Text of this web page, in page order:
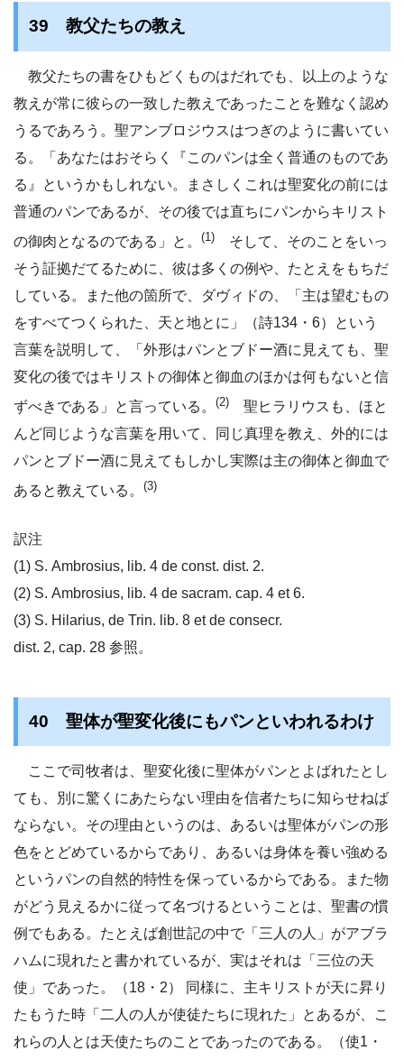
39 教父たちの教え
教父たちの書をひもどくものはだれでも、以上のような
教えが常に彼らの一致した教えであったことを難なく認め
うるであろう。聖アンブロジウスはつぎのように書いてい
る。「あなたはおそらく『このパンは全く普通のものであ
る』というかもしれない。まさしくこれは聖変化の前には
普通のパンであるが、その後では直ちにパンからキリスト
の御肉となるのである」と。 (1) そして、そのことをいっ
そう証拠だてるために、彼は多くの例や、たとえをもちだ
している。また他の箇所で、ダヴィドの、「主は望むもの
をすべてつくられた、天と地とに」（詩134・6）という
言葉を説明して、「外形はパンとブドー酒に見えても、聖
変化の後ではキリストの御体と御血のほかは何もないと信
ずべきである」と言っている。 (2) 聖ヒラリウスも、ほと
んど同じような言葉を用いて、同じ真理を教え、外的には
パンとブドー酒に見えてもしかし実際は主の御体と御血で
あると教えている。 (3)
訳注
(1) S. Ambrosius, lib. 4 de const. dist. 2.
(2) S. Ambrosius, lib. 4 de sacram. cap. 4 et 6.
(3) S. Hilarius, de Trin. lib. 8 et de consecr.
dist. 2, cap. 28 参照。
40 聖体が聖変化後にもパンといわれるわけ
ここで司牧者は、聖変化後に聖体がパンとよばれたとし
ても、別に驚くにあたらない理由を信者たちに知らせねば
ならない。その理由というのは、あるいは聖体がパンの形
色をとどめているからであり、あるいは身体を養い強める
というパンの自然的特性を保っているからである。また物
がどう見えるかに従って名づけるということは、聖書の慣
例でもある。たとえば創世記の中で「三人の人」がアブラ
ハムに現れたと書かれているが、実はそれは「三位の天
使」であった。（18・2） 同様に、主キリストが天に昇り
たもうた時「二人の人が使徒たちに現れた」とあるが、こ
れらの人とは天使たちのことであったのである。（使1・